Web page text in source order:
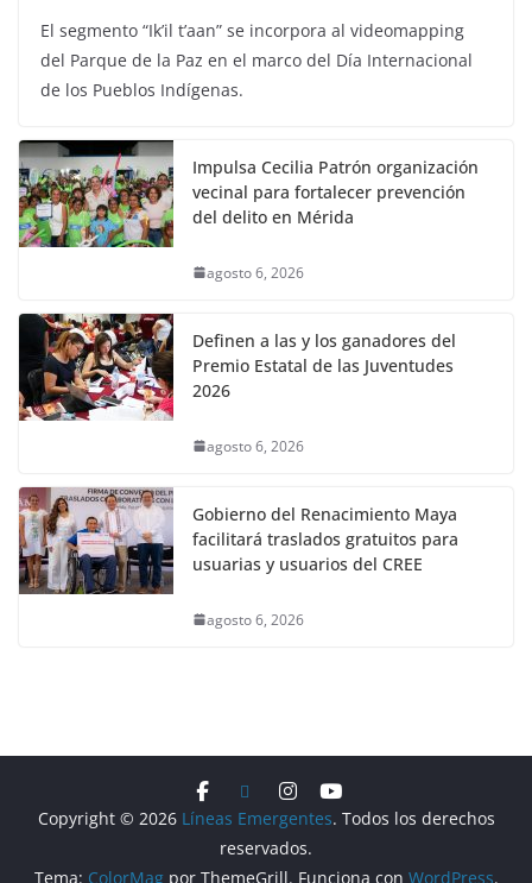
El segmento “Ik’il t’aan” se incorpora al videomapping
del Parque de la Paz en el marco del Día Internacional
de los Pueblos Indígenas.
Impulsa Cecilia Patrón organización
vecinal para fortalecer prevención
del delito en Mérida
agosto 6, 2026
Definen a las y los ganadores del
Premio Estatal de las Juventudes
2026
agosto 6, 2026
Gobierno del Renacimiento Maya
facilitará traslados gratuitos para
usuarias y usuarios del CREE
agosto 6, 2026
Copyright © 2026 Líneas Emergentes. Todos los derechos
reservados.
Tema: ColorMagpor ThemeGrill. Funciona con WordPress.